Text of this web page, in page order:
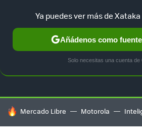
HOY SE HABLA DE
Mercado Libre Motorola
Ya puedes ver más de Xataka
Añádenos como
Solo necesitas una cuenta de